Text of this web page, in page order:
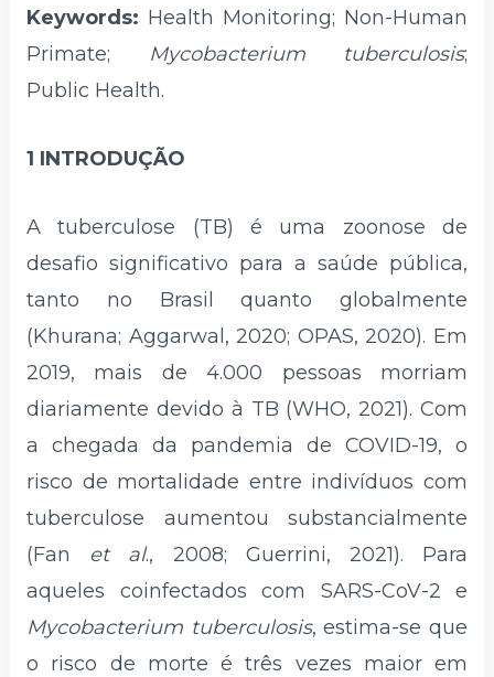
Keywords: Health Monitoring; Non-Human
Primate;
Mycobacterium tuberculosis;
Public Health.
1 INTRODUÇÃO
A tuberculose (TB) é uma zoonose de
desafio significativo para a saúde pública,
tanto no Brasil quanto globalmente
(Khurana; Aggarwal, 2020; OPAS, 2020). Em
2019, mais de 4.000 pessoas morriam
diariamente devido à TB (WHO, 2021). Com
a chegada da pandemia de COVID-19, o
risco de mortalidade entre indivíduos com
tuberculose aumentou substancialmente
(Fan et al., 2008; Guerrini, 2021). Para
aqueles coinfectados com SARS-CoV-2 e
Mycobacterium tuberculosis, estima-se que
o risco de morte é três vezes maior em